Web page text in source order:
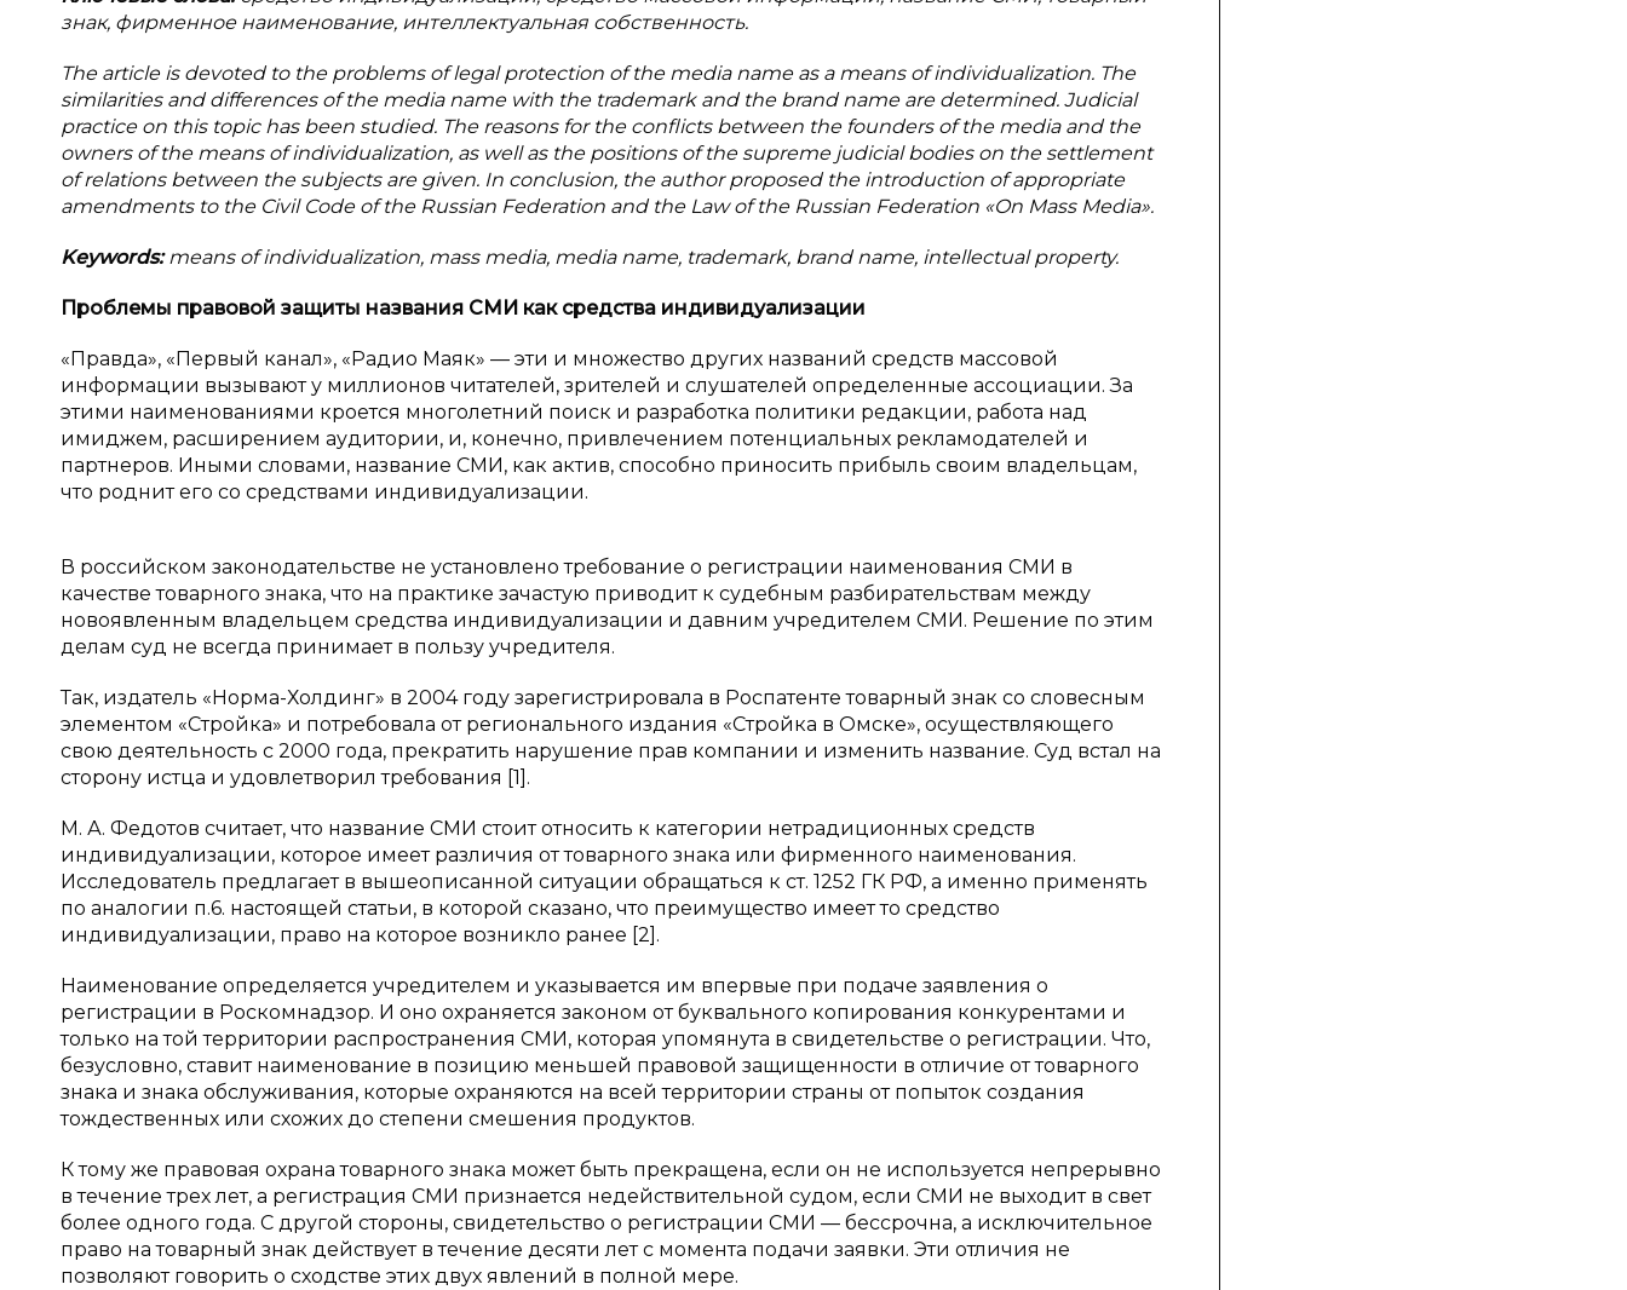
знак, фирменное наименование, интеллектуальная собственность.
The article is devoted to the problems of legal protection of the media name as a means of individualization. The
similarities and differences of the media name with the trademark and the brand name are determined. Judicial
practice on this topic has been studied. The reasons for the conflicts between the founders of the media and the
owners of the means of individualization, as well as the positions of the supreme judicial bodies on the settlement
of relations between the subjects are given. In conclusion, the author proposed the introduction of appropriate
amendments to the Civil Code of the Russian Federation and the Law of the Russian Federation «On Mass Media».
Keywords:means of individualization, mass media, media name, trademark, brand name, intellectual property.
Проблемы правовой защиты названия СМИ как средства индивидуализации
«Правда», «Первый канал», «Радио Маяк» — эти и множество других названий средств массовой
информации вызывают у миллионов читателей, зрителей и слушателей определенные ассоциации. За
этими наименованиями кроется многолетний поиск и разработка политики редакции, работа над
имиджем, расширением аудитории, и, конечно, привлечением потенциальных рекламодателей и
партнеров. Иными словами, название СМИ, как актив, способно приносить прибыль своим владельцам,
что роднит его со средствами индивидуализации.
В российском законодательстве не установлено требование о регистрации наименования СМИ в
качестве товарного знака, что на практике зачастую приводит к судебным разбирательствам между
новоявленным владельцем средства индивидуализации и давним учредителем СМИ. Решение по этим
делам суд не всегда принимает в пользу учредителя.
Так, издатель «Норма-Холдинг» в 2004 году зарегистрировала в Роспатенте товарный знак со словесным
элементом «Стройка» и потребовала от регионального издания «Стройка в Омске», осуществляющего
свою деятельность с 2000 года, прекратить нарушение прав компании и изменить название. Суд встал на
сторону истца и удовлетворил требования [1].
М. А. Федотов считает, что название СМИ стоит относить к категории нетрадиционных средств
индивидуализации, которое имеет различия от товарного знака или фирменного наименования.
Исследователь предлагает в вышеописанной ситуации обращаться к ст. 1252 ГК РФ, а именно применять
по аналогии п.6. настоящей статьи, в которой сказано, что преимущество имеет то средство
индивидуализации, право на которое возникло ранее [2].
Наименование определяется учредителем и указывается им впервые при подаче заявления о
регистрации в Роскомнадзор. И оно охраняется законом от буквального копирования конкурентами и
только на той территории распространения СМИ, которая упомянута в свидетельстве о регистрации. Что,
безусловно, ставит наименование в позицию меньшей правовой защищенности в отличие от товарного
знака и знака обслуживания, которые охраняются на всей территории страны от попыток создания
тождественных или схожих до степени смешения продуктов.
К тому же правовая охрана товарного знака может быть прекращена, если он не используется непрерывно
в течение трех лет, а регистрация СМИ признается недействительной судом, если СМИ не выходит в свет
более одного года. С другой стороны, свидетельство о регистрации СМИ — бессрочна, а исключительное
право на товарный знак действует в течение десяти лет с момента подачи заявки. Эти отличия не
позволяют говорить о сходстве этих двух явлений в полной мере.